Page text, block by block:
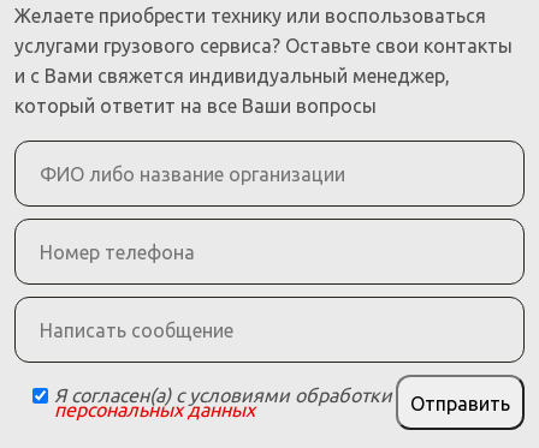
Желаете приобрести технику или воспользоваться
услугами грузового сервиса? Оставьте свои контакты
и с Вами свяжется индивидуальный менеджер,
который ответит на все Ваши вопросы
Я согласен(а) с условиями обработки
персональных данных Отправить